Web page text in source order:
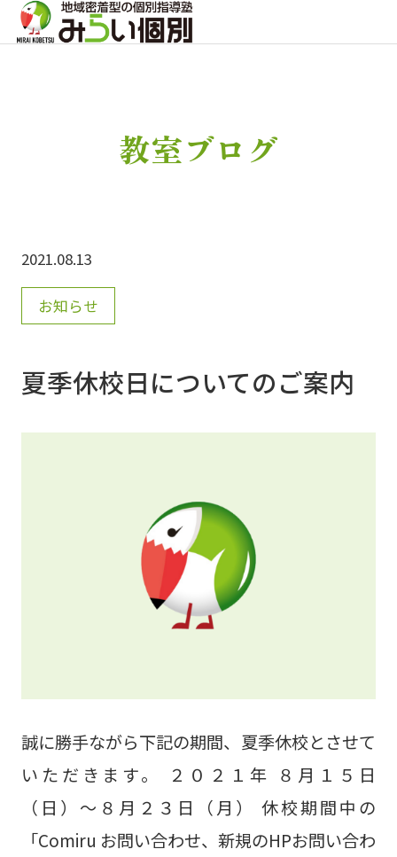
教室ブログ
2021.08.13
お知らせ
夏季休校日についてのご案内
誠に勝手ながら下記の期間、夏季休校とさせて
いただきます。 ２０２１年 ８月１５日
（日）〜８月２３日（月） 休校期間中の
「Comiru お問い合わせ、新規のHPお問い合わ